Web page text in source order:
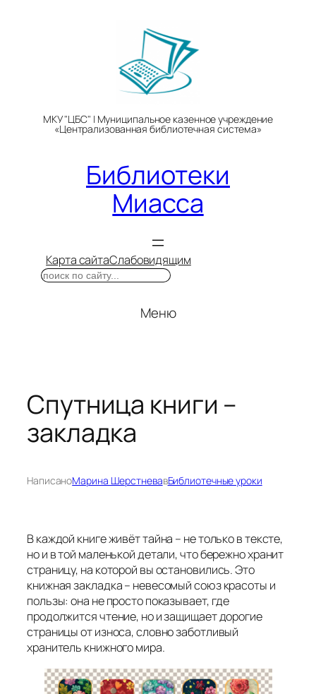
МКУ "ЦБС" | Муниципальное казенное учреждение
«Централизованная библиотечная система»
Библиотеки
Миасса
Карта сайтаСлабовидящим
Поиск
Меню
Спутница книги –
закладка
НаписаноМарина ШерстневавБиблиотечные уроки
В каждой книге живёт тайна – не только в тексте,
но и в той маленькой детали, что бережно хранит
страницу, на которой вы остановились. Это
книжная закладка – невесомый союз красоты и
пользы: она не просто показывает, где
продолжится чтение, но и защищает дорогие
страницы от износа, словно заботливый
хранитель книжного мира.